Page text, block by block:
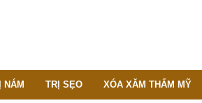
NÁM TRỊ SẸO XÓA XĂM THẨM MỸ